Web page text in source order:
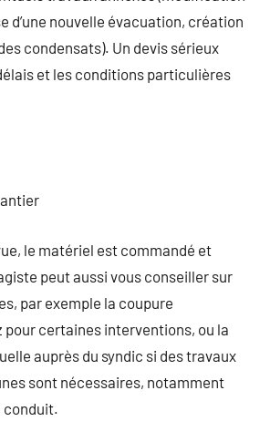
d’une nouvelle évacuation, création
condensats). Un devis sérieux
et les conditions particulières
le matériel est commandé et
peut aussi vous conseiller sur
par exemple la coupure
pour certaines interventions, ou la
auprès du syndic si des travaux
sont nécessaires, notamment
conduit.